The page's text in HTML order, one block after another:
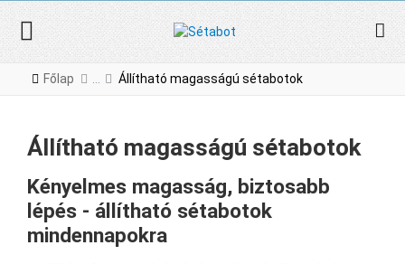
Főlap Állítható magasságú sétabotok
Állítható magasságú sétabotok
Kényelmes magasság, biztosabb
lépés - állítható sétabotok
mindennapokra